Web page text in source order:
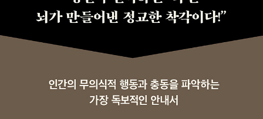
출간한 《박문호 박사의 빅히스토리 공부》는 138억 년 우주의 진화
역사를 한 권에 집약함으로써 우주·지구·생명·인간을 설명하는 하나
의 통합된 관점을 선보였다. 2015년 미래창조과학부와 한국과학창
의재단이 수여하는 제8회 대한민국과학문화상을 수상했다. ‘대중의
park.co.kr)을 꾸려 17년간 이끌어오고 있다. 현재 약 15,000명의
회원이 자연과학 강의와 공부 모임, 탐사 활동에 참여하고 있다. 특히